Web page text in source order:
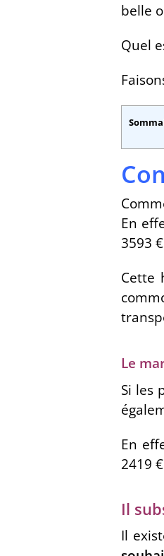
belle
Quel
En
3593
Cette
Le
Si les
En
2419
Il
Il